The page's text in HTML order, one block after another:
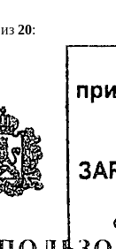
из 20: